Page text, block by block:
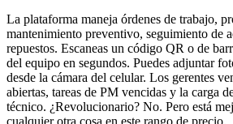
La plataforma maneja órdenes de trabajo,
mantenimiento preventivo, seguimiento de
repuestos. Escaneas un código QR o de
del equipo en segundos. Puedes adjuntar
desde la cámara del celular. Los gerentes
abiertas, tareas de PM vencidas y la carga
técnico. ¿Revolucionario? No. Pero está